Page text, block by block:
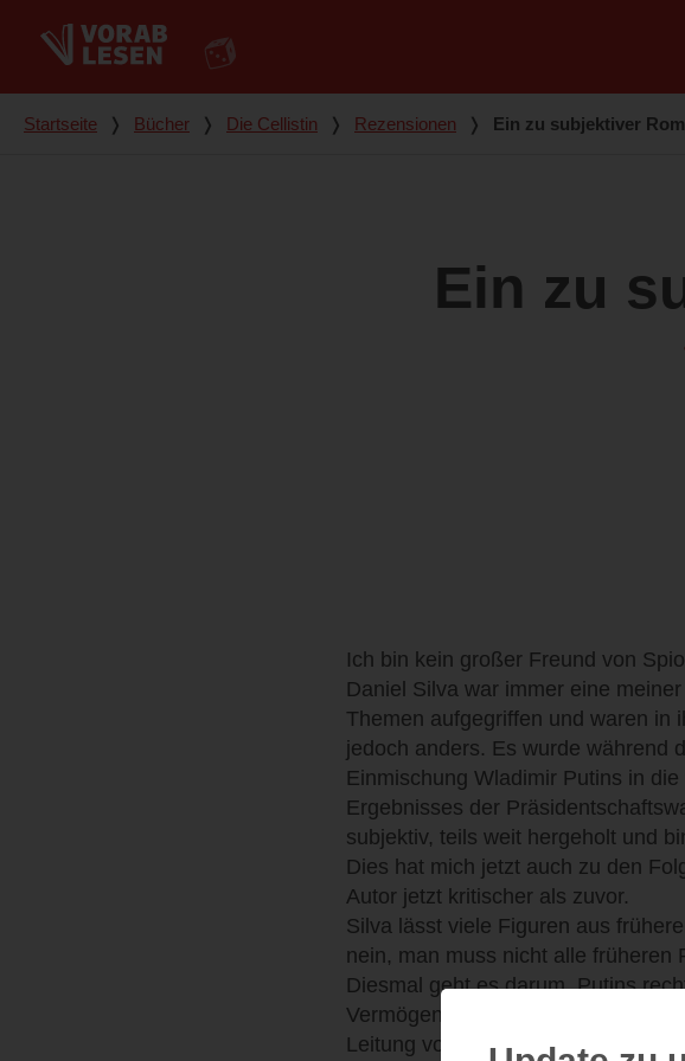
Du bist hier
Startseite ❭ Bücher ❭ Die Cellistin ❭ Rezensionen ❭ Ein zu subjektiver
Ein zu
Ich bin kein großer Freund von
Daniel Silva war immer eine
Themen aufgegriffen und waren in
jedoch anders. Es wurde während
Einmischung Wladimir Putins in
Ergebnisses der
subjektiv, teils weit hergeholt und
Dies hat mich jetzt auch zu den
Autor jetzt kritischer als zuvor.
Silva lässt viele Figuren aus
nein, man muss nicht alle früheren
Diesmal geht es darum, Putins
Vermögens zur Strecke zu
Leitung von Gabriel Allon ist es,